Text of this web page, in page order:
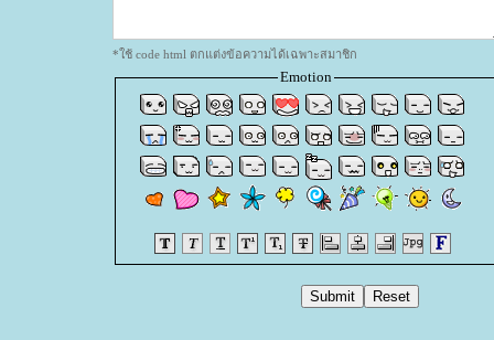
*ใช้ code html ตกแต่งข้อความได้เฉพาะสมาชิก
Emotion